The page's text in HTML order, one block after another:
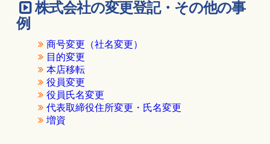
株式会社の変更登記・その他の事
例
商号変更（社名変更）
目的変更
本店移転
役員変更
役員氏名変更
代表取締役住所変更・氏名変更
増資